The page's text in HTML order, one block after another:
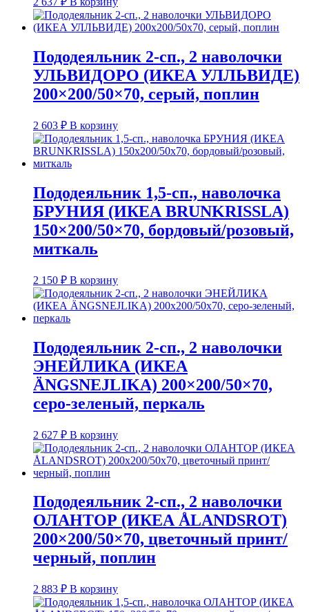
Пододеяльник 2-сп., 2 наволочки
УЛЬВИДОРО (ИКЕА УЛЛЬВИДЕ)
200×200/50×70, серый, поплин
2 603 ₽ В корзину
Пододеяльник 1,5-сп., наволочка
БРУНИЯ (ИКЕА BRUNKRISSLA)
150×200/50×70, бордовый/розовый,
миткаль
2 150 ₽ В корзину
Пододеяльник 2-сп., 2 наволочки
ЭНЕЙЛИКА (ИКЕА
ÄNGSNEJLIKA) 200×200/50×70,
серо-зеленый, перкаль
2 627 ₽ В корзину
Пододеяльник 2-сп., 2 наволочки
ОЛАНТОР (ИКЕА ÅLANDSROT)
200×200/50×70, цветочный принт/
черный, поплин
2 883 ₽ В корзину